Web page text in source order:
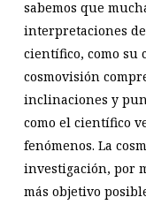
sabemos que
interpretaciones
científico, como su
cosmovisión
inclinaciones y
como el científico
fenómenos. La
investigación, por
más objetivo